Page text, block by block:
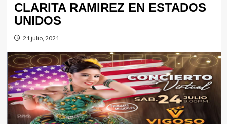
CLARITA RAMIREZ EN ESTADOS
UNIDOS
21 julio, 2021